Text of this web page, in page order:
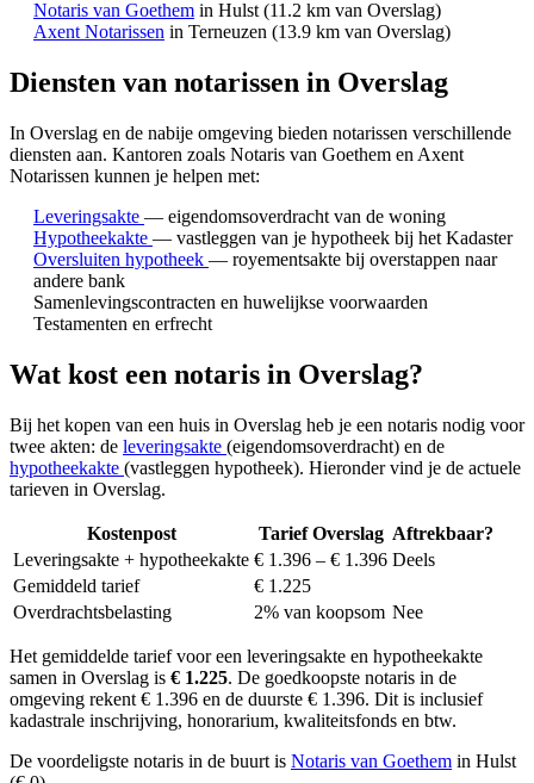
Notaris van Goethem in Hulst (11.2 km van Overslag)
Axent Notarissen in Terneuzen (13.9 km van Overslag)
Diensten van notarissen in Overslag
In Overslag en de nabije omgeving bieden notarissen verschillende
diensten aan. Kantoren zoals Notaris van Goethem en Axent
Notarissen kunnen je helpen met:
Leveringsakte — eigendomsoverdracht van de woning
Hypotheekakte — vastleggen van je hypotheek bij het Kadaster
Oversluiten hypotheek — royementsakte bij overstappen naar
andere bank
Samenlevingscontracten en huwelijkse voorwaarden
Testamenten en erfrecht
Wat kost een notaris in Overslag?
Bij het kopen van een huis in Overslag heb je een notaris nodig voor
twee akten: de leveringsakte (eigendomsoverdracht) en de
hypotheekakte (vastleggen hypotheek). Hieronder vind je de actuele
tarieven in Overslag.
Kostenpost Tarief Overslag Aftrekbaar?
Leveringsakte + hypotheekakte € 1.396 – € 1.396 Deels
Gemiddeld tarief
€ 1.225
Overdrachtsbelasting
2% van koopsom Nee
Het gemiddelde tarief voor een leveringsakte en hypotheekakte
samen in Overslag is € 1.225. De goedkoopste notaris in de
omgeving rekent € 1.396 en de duurste € 1.396. Dit is inclusief
kadastrale inschrijving, honorarium, kwaliteitsfonds en btw.
De voordeligste notaris in de buurt is Notaris van Goethem in Hulst